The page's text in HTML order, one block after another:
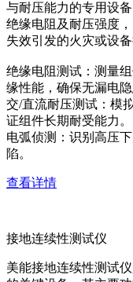
与耐压能力的专用设
绝缘电阻及耐压强度
失效引发的火灾或设
绝缘电阻测试：测量
缘性能，确保无漏电隐
交/直流耐压测试：模
证组件长期耐受能力。
电弧侦测：识别高压
陷。
查看详情
接地连续性测试仪
美能接地连续性测试